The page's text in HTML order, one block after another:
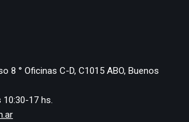
8 ° Oficinas C-D, C1015 ABO, Buenos
17 hs.